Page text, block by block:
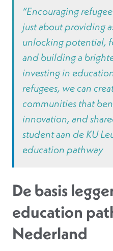
“Encouraging
just about providing
unlocking potential,
and building a
investing in
refugees, we can
communities that
innovation, and
student aan de KU
education pathway
De basis
education
Nederland